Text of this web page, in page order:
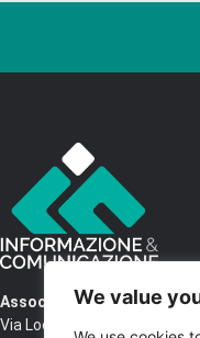
We value
Associazione Informazione
Via Locri SNC – 87064